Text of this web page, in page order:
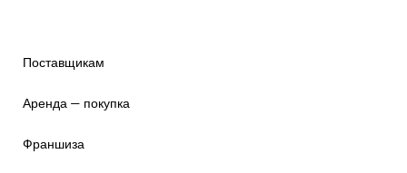
Поставщикам
Аренда — покупка
Франшиза